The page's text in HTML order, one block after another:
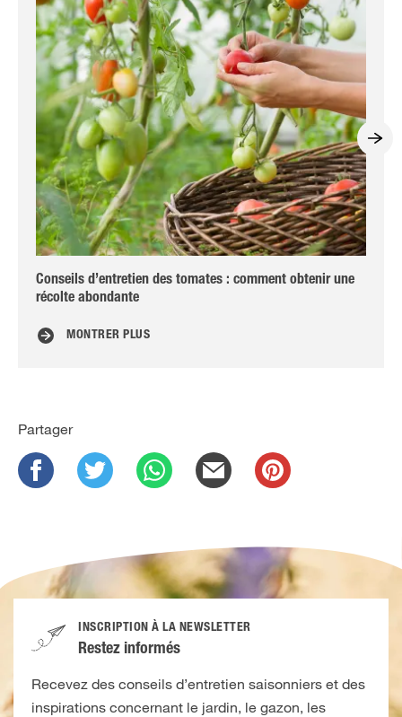
Conseils d’entretien des tomates : comment obtenir une
récolte abondante
MONTRER PLUS
Partager
INSCRIPTION À LA NEWSLETTER
Restez informés
Recevez des conseils d’entretien saisonniers et des
inspirations concernant le jardin, le gazon, les